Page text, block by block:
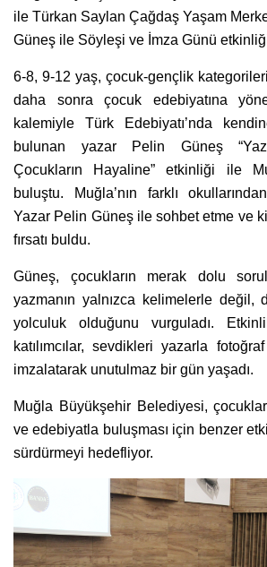
ile Türkan Saylan Çağdaş Yaşam
Güneş ile Söyleşi ve İmza Günü
6-8, 9-12 yaş, çocuk-gençlik
daha sonra çocuk edebiyatına
kalemiyle Türk Edebiyatı’nda
bulunan yazar Pelin Güneş
Çocukların Hayaline” etkinliği ile
buluştu. Muğla’nın farklı
Yazar Pelin Güneş ile sohbet etme ve
fırsatı buldu.
Güneş, çocukların merak dolu
yazmanın yalnızca kelimelerle
yolculuk olduğunu vurguladı.
katılımcılar, sevdikleri yazarla
imzalatarak unutulmaz bir gün yaşadı.
Muğla Büyükşehir Belediyesi,
ve edebiyatla buluşması için benzer
sürdürmeyi hedefliyor.